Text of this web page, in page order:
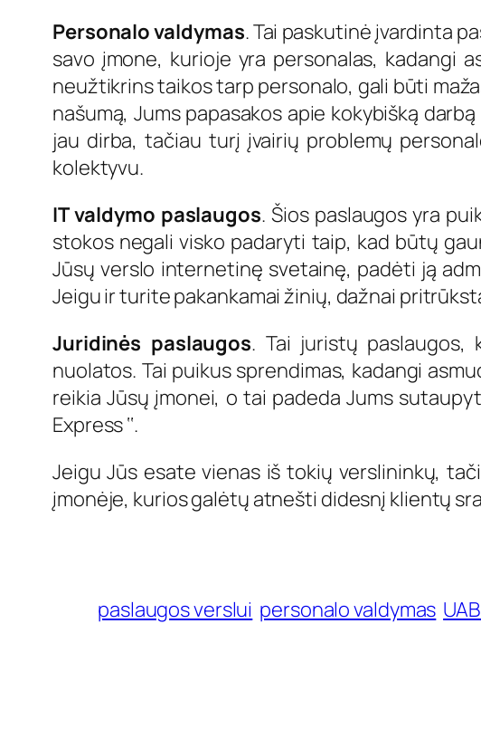
Personalo valdymas. Tai paskutinė įvardinta
savo įmone, kurioje yra personalas, kadangi
neužtikrins taikos tarp personalo, gali būti
našumą, Jums papasakos apie kokybišką
jau dirba, tačiau turį įvairių problemų
kolektyvu.
IT valdymo paslaugos. Šios paslaugos yra
stokos negali visko padaryti taip, kad būtų
Jūsų verslo internetinę svetainę, padėti ją
Jeigu ir turite pakankamai žinių, dažnai
Juridinės paslaugos. Tai juristų paslaugos,
nuolatos. Tai puikus sprendimas, kadangi
reikia Jūsų įmonei, o tai padeda Jums
Express ‘‘.
Jeigu Jūs esate vienas iš tokių verslininkų,
įmonėje, kurios galėtų atnešti didesnį klientų
paslaugos verslui personalo valdymas